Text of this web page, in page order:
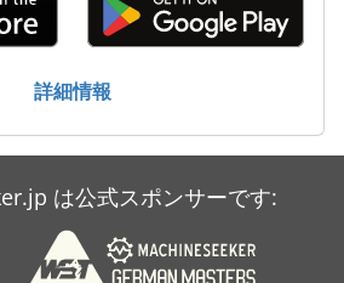
詳細情報
は公式スポンサーです: